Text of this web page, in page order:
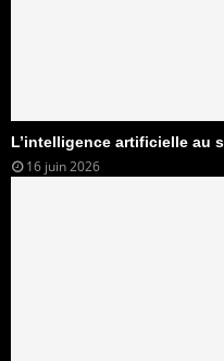
L’intelligence artificielle au
16 juin 2026